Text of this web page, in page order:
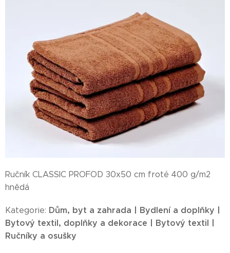
Ručník CLASSIC PROFOD 30x50 cm froté 400 g/m2
hnědá
Kategorie: Dům, byt a zahrada | Bydlení a doplňky |
Bytový textil, doplňky a dekorace | Bytový textil |
Ručníky a osušky